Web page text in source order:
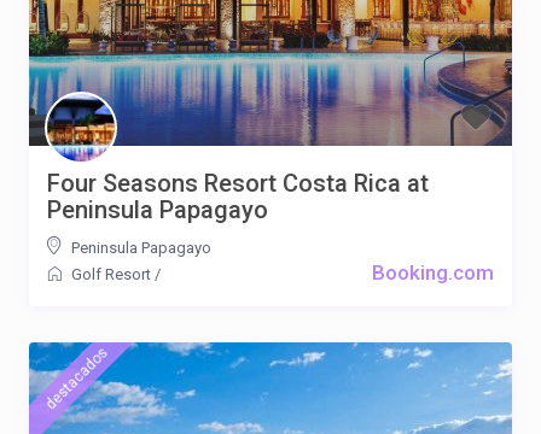
Booking.com
Four Seasons Resort Costa Rica at
Peninsula Papagayo
Peninsula Papagayo
Golf Resort /
destacados